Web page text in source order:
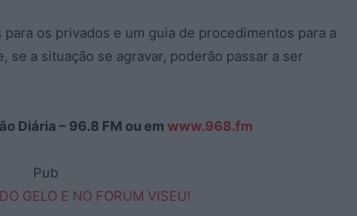
os privados e um guia de procedimentos para a
se a situação se agravar, poderão passar a ser
Diária – 96.8 FM ou em www.968.fm
Pub